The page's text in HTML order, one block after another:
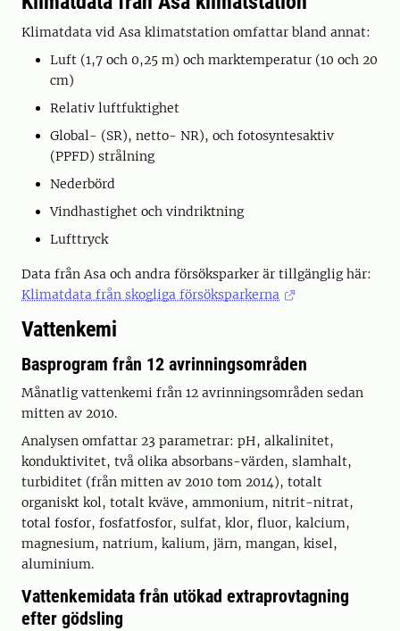
Klimatdata vid Asa klimatstation omfattar bland annat:
Luft (1,7 och 0,25 m) och marktemperatur (10 och 20
cm)
Relativ luftfuktighet
Global- (SR), netto- NR), och fotosyntesaktiv
(PPFD) strålning
Nederbörd
Vindhastighet och vindriktning
Lufttryck
Data från Asa och andra försöksparker är tillgänglig här:
Klimatdata från skogliga försöksparkerna
Vattenkemi
Basprogram från 12 avrinningsområden
Månatlig vattenkemi från 12 avrinningsområden sedan
mitten av 2010.
Analysen omfattar 23 parametrar: pH, alkalinitet,
konduktivitet, två olika absorbans-värden, slamhalt,
turbiditet (från mitten av 2010 tom 2014), totalt
organiskt kol, totalt kväve, ammonium, nitrit-nitrat,
total fosfor, fosfatfosfor, sulfat, klor, fluor, kalcium,
magnesium, natrium, kalium, järn, mangan, kisel,
aluminium.
Vattenkemidata från utökad extraprovtagning
efter gödsling